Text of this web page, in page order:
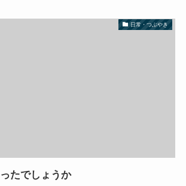
日常・つぶやき
たでしょうか